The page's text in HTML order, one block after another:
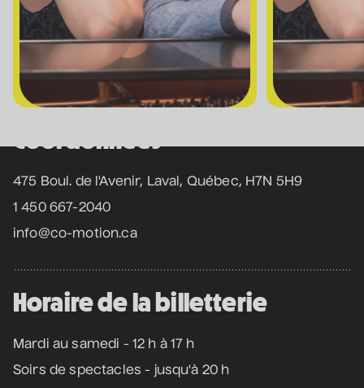
10 septembre 2026
• 19 h 30
Station culturelle Momo
Gratuit
Daniel Grenier
• Coeur d'enfant
Annexe3
• Adulte
Théâtre des Muses
16 ans et +
Manu Militari
• 20 ans de Voix de Fait
Coordonnées
475 Boul. de l'Avenir, Laval, Québec, H7N 5H9
1 450 667-2040
info@co-motion.ca
Horaire de la billetterie
Mardi au samedi - 12 h à 17 h
Soirs de spectacles - jusqu'à 20 h